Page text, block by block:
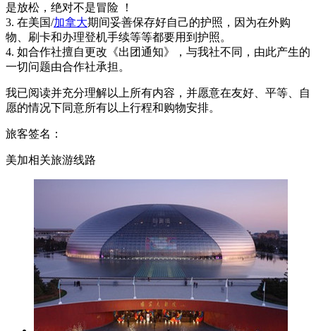
是放松，绝对不是冒险 ！
3. 在美国/加拿大期间妥善保存好自己的护照，因为在外购
物、刷卡和办理登机手续等等都要用到护照。
4. 如合作社擅自更改《出团通知》，与我社不同，由此产生的
一切问题由合作社承担。
我已阅读并充分理解以上所有内容，并愿意在友好、平等、自
愿的情况下同意所有以上行程和购物安排。
旅客签名：
美加相关旅游线路